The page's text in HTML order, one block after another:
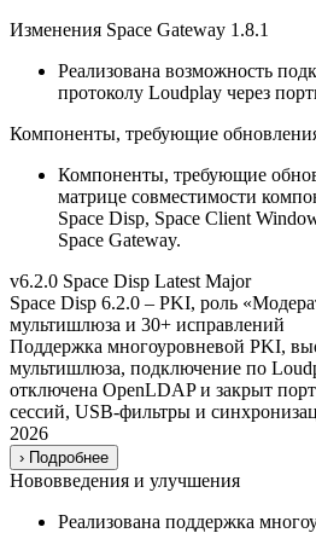
Изменения Space Gateway 1.8.1
Реализована возможность
протоколу Loudplay через
Компоненты, требующие
Компоненты, требующие
матрице совместимости
Space Disp, Space Client
Space Gateway.
v6.2.0 Space Disp Latest Major
Space Disp 6.2.0 – PKI, роль
мультишлюза и 30+ исправлений
Поддержка многоуровневой PKI,
мультишлюза, подключение по
отключена OpenLDAP и закрыт
сессий, USB-фильтры и
2026
› Подробнее
Нововведения и улучшения
Реализована поддержка